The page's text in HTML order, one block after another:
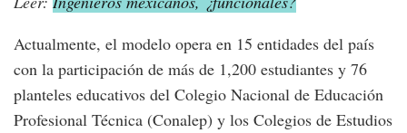
Actualmente, el modelo opera en 15 entidades del país
con la participación de más de 1,200 estudiantes y 76
planteles educativos del Colegio Nacional de Educación
Profesional Técnica (Conalep) y los Colegios de Estudios